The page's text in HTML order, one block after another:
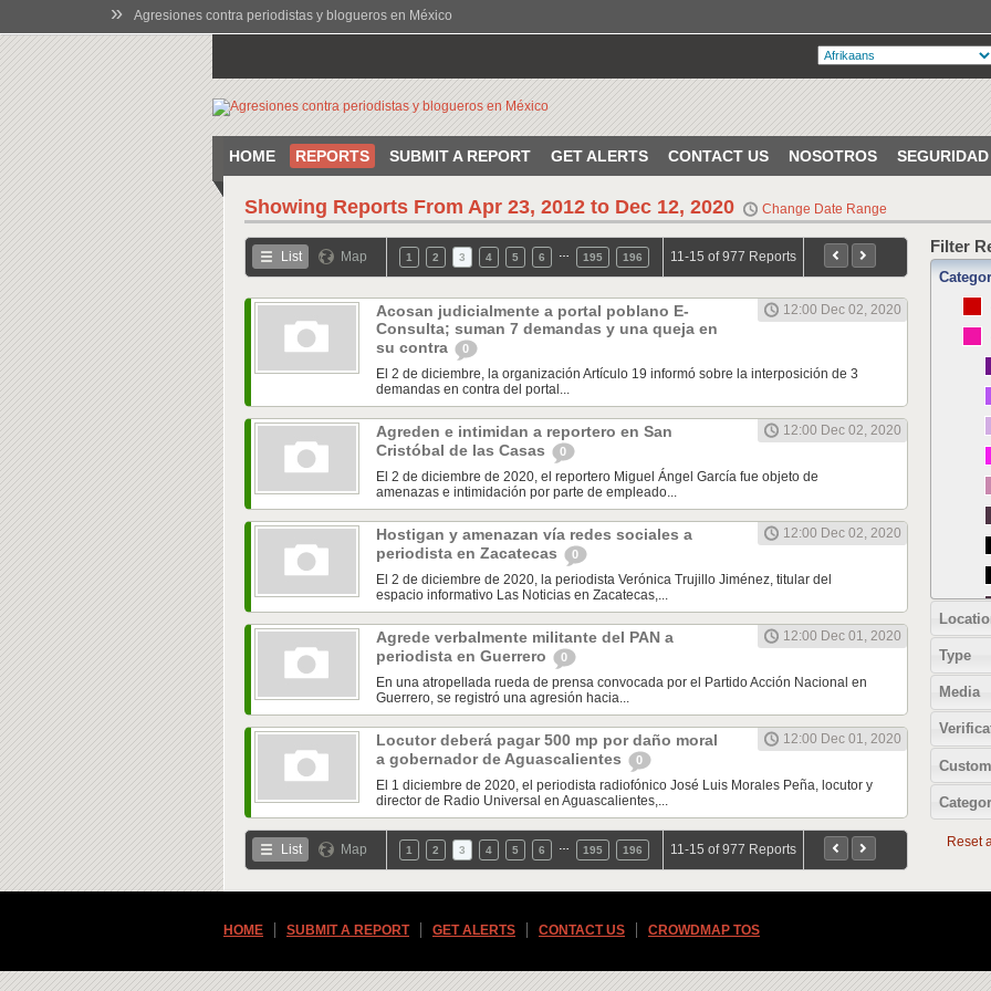
» Agresiones contra periodistas y blogueros en México
HOME REPORTS SUBMIT A REPORT GET ALERTS CONTACT US NOSOTROS SEGURIDAD
Showing Reports From Apr 23, 2012 to Dec 12, 2020 Change Date Range
List Map 1 2 3 4 5 6 195 196 11-15 of 977 Reports
Acosan judicialmente a portal poblano E-
Consulta; suman 7 demandas y una queja en
su contra
0
12:00 Dec 02, 2020
El 2 de diciembre, la organización Artículo 19 informó sobre la interposición de 3
demandas en contra del portal...
Agreden e intimidan a reportero en San
Cristóbal de las Casas
0
12:00 Dec 02, 2020
El 2 de diciembre de 2020, el reportero Miguel Ángel García fue objeto de
amenazas e intimidación por parte de empleado...
Hostigan y amenazan vía redes sociales a
periodista en Zacatecas
0
12:00 Dec 02, 2020
El 2 de diciembre de 2020, la periodista Verónica Trujillo Jiménez, titular del
espacio informativo Las Noticias en Zacatecas,...
Agrede verbalmente militante del PAN a
periodista en Guerrero
0
12:00 Dec 01, 2020
En una atropellada rueda de prensa convocada por el Partido Acción Nacional en
Guerrero, se registró una agresión hacia...
Locutor deberá pagar 500 mp por daño moral
a gobernador de Aguascalientes
0
12:00 Dec 01, 2020
El 1 diciembre de 2020, el periodista radiofónico José Luis Morales Peña, locutor y
director de Radio Universal en Aguascalientes,...
List Map 1 2 3 4 5 6 195 196 11-15 of 977 Reports
Filter
Type
Media
Reset
HOME SUBMIT A REPORT GET ALERTS CONTACT US CROWDMAP TOS